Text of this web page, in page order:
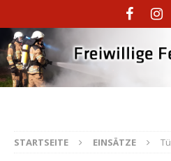
STARTSEITE EINSÄTZE